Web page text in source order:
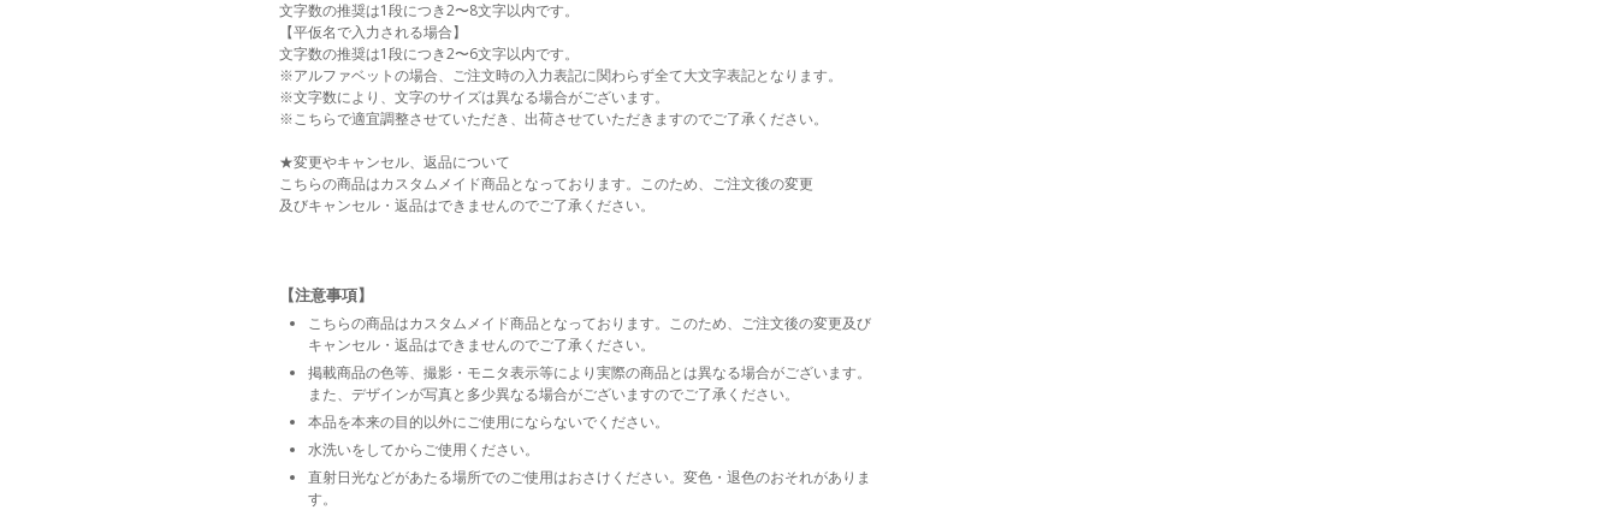
文字数の推奨は1段につき2〜8文字以内です。
【平仮名で入力される場合】
文字数の推奨は1段につき2〜6文字以内です。
※アルファベットの場合、ご注文時の入力表記に関わらず全て大文字表記となります。
※文字数により、文字のサイズは異なる場合がございます。
※こちらで適宜調整させていただき、出荷させていただきますのでご了承ください。
★変更やキャンセル、返品について
こちらの商品はカスタムメイド商品となっております。このため、ご注文後の変更
及びキャンセル・返品はできませんのでご了承ください。
【注意事項】
こちらの商品はカスタムメイド商品となっております。このため、ご注文後の変更及び
キャンセル・返品はできませんのでご了承ください。
掲載商品の色等、撮影・モニタ表示等により実際の商品とは異なる場合がございます。
また、デザインが写真と多少異なる場合がございますのでご了承ください。
本品を本来の目的以外にご使用にならないでください。
水洗いをしてからご使用ください。
直射日光などがあたる場所でのご使用はおさけください。変色・退色のおそれがありま
す。